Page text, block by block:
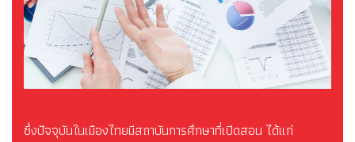
ซึ่งปัจจุบันในเมืองไทยมีสถาบันการศึกษาที่เปิดสอน ได้แก่